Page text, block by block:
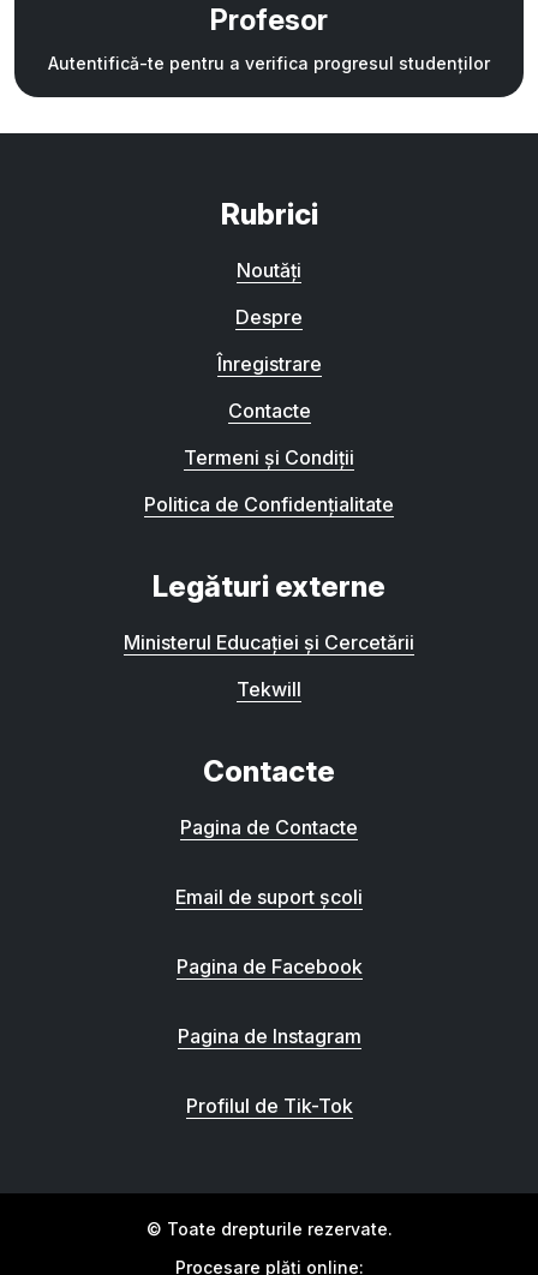
Profesor
Autentifică-te pentru a verifica progresul studenților
Rubrici
Noutăți
Despre
Înregistrare
Contacte
Termeni și Condiții
Politica de Confidențialitate
Legături externe
Ministerul Educației și Cercetării
Tekwill
Contacte
Pagina de Contacte
Email de suport școli
Pagina de Facebook
Pagina de Instagram
Profilul de Tik-Tok
© Toate drepturile rezervate.
Procesare plăți online: